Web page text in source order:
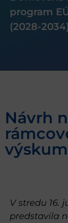
program
(2028-2034)
Návrh
V stredu 16.
predstavila